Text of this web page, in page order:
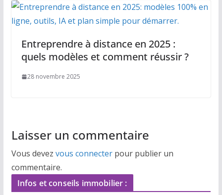
Entreprendre à distance en 2025 :
quels modèles et comment réussir ?
28 novembre 2025
Laisser un commentaire
Vous devez vous connecterpour publier un
commentaire.
Infos et conseils immobilier :